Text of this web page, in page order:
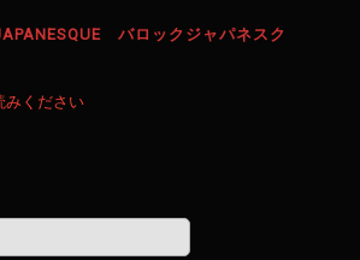
バロックジャパネスク
みください